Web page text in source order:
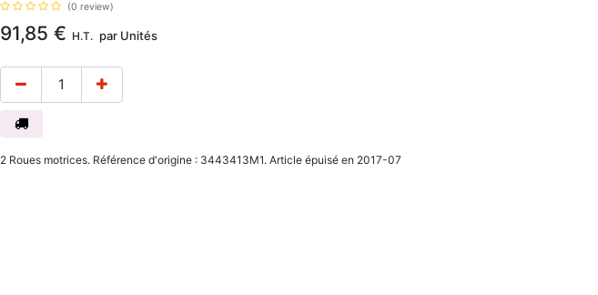
(0 review)
91,85 € H.T. par Unités
2 Roues motrices. Référence d'origine : 3443413M1. Article épuisé en 2017-07